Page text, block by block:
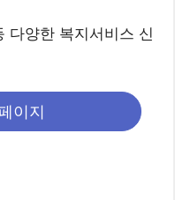
다양한 복지서비스 신
이지